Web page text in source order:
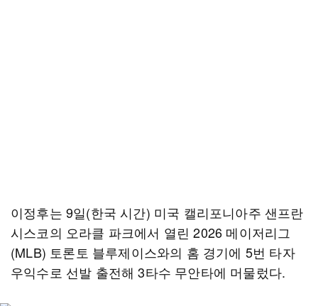
이정후는 9일(한국 시간) 미국 캘리포니아주 샌프란
시스코의 오라클 파크에서 열린 2026 메이저리그
(MLB) 토론토 블루제이스와의 홈 경기에 5번 타자
우익수로 선발 출전해 3타수 무안타에 머물렀다.